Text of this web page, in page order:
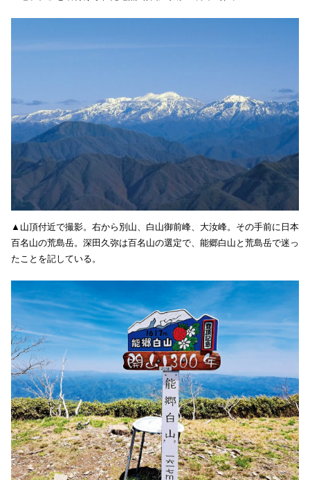
▲山頂付近で撮影。右から別山、白山御前峰、大汝峰。その手前に日本
百名山の荒島岳。深田久弥は百名山の選定で、能郷白山と荒島岳で迷っ
たことを記している。